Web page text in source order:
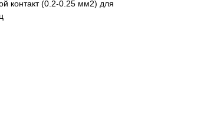
контакт (0.2-0.25 мм2) для